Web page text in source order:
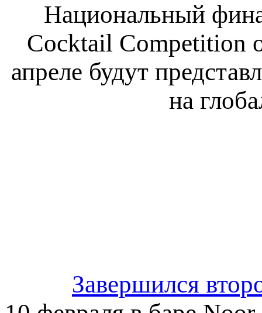
Национальный
Cocktail Competition
апреле будут
на
Завершился